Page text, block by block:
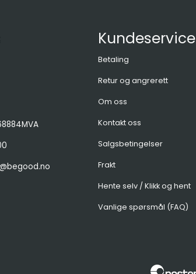
Kundeservice
Betaling
Retur og angrerett
Om oss
Kontakt oss
Salgsbetingelser
Frakt
Hente selv / Klikk og hent
Vanlige spørsmål (FAQ)